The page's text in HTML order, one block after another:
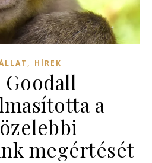
, HÍREK
Goodall
a
megértését